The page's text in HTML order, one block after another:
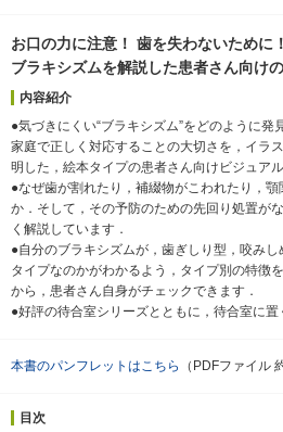
お口の力に注意！ 歯を失わないために！
ブラキシズムを解説した患者さん向け
内容紹介
●気づきにくい“ブラキシズム”をどのように
家庭で正しく対応することの大切さを，イラ
明した，絵本タイプの患者さん向けビジュア
●なぜ歯が割れたり，補綴物がこわれたり，
か．そして，その予防のための先回り処置が
く解説しています．
●自分のブラキシズムが，歯ぎしり型，咬み
タイプなのかがわかるよう，タイプ別の特徴
から，患者さん自身がチェックできます．
●好評の待合室シリーズとともに，待合室に置
本書のパンフレットはこちら （PDFファイル
目次